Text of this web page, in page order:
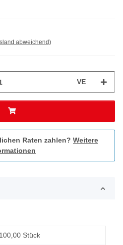
abweichend)
VE
Raten zahlen? Weitere
100,00 Stück